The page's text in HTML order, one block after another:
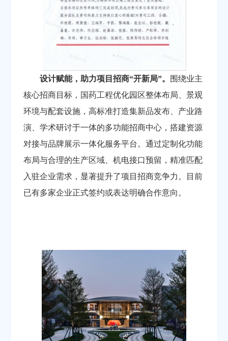
设计赋能，助力项目招商“开新局”。 围绕业主
核心招商目标，国药工程优化园区整体布局、景观
环境与配套设施，高标准打造集新品发布、产业路
演、学术研讨于一体的多功能招商中心，搭建资源
对接与品牌展示一体化服务平台。通过定制化功能
布局与合理的生产区域、机电接口预留，精准匹配
入驻企业需求，显著提升了项目招商竞争力。目前
已有多家企业正式签约或表达明确合作意向。